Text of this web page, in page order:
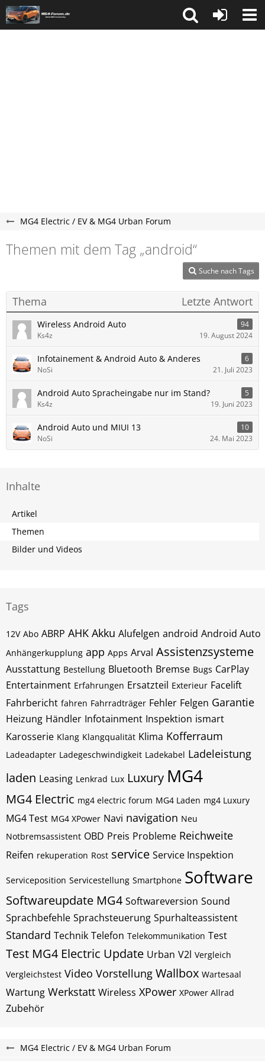
MG4 Electric / EV & MG4 Urban Forum
Themen mit dem Tag „android“
Suche nach Tags
Thema Letzte Antwort
Wireless Android Auto
94
Ks4z
19. August 2024
Infotainement & Android Auto & Anderes
6
NoSi
21. Juli 2023
Android Auto Spracheingabe nur im Stand?
5
Ks4z
19. Juni 2023
Android Auto und MIUI 13
10
NoSi
24. Mai 2023
Inhalte
Artikel
Themen
Bilder und Videos
Tags
12V Abo ABRP AHK Akku Alufelgen android Android Auto
Anhängerkupplung app Apps Arval Assistenzsysteme
Ausstattung Bestellung Bluetooth Bremse Bugs CarPlay
Entertainment Erfahrungen Ersatzteil Exterieur Facelift
Fahrbericht fahren Fahrradträger Fehler Felgen Garantie
Heizung Händler Infotainment Inspektion ismart
Karosserie Klang Klangqualität Klima Kofferraum
Ladeadapter Ladegeschwindigkeit Ladekabel Ladeleistung
laden Leasing Lenkrad Lux Luxury MG4
MG4 Electric mg4 electric forum MG4 Laden mg4 Luxury
MG4 Test MG4 XPower Navi navigation Neu
Notbremsassistent OBD Preis Probleme Reichweite
Reifen rekuperation Rost service Service Inspektion
Serviceposition Servicestellung Smartphone Software
Softwareupdate MG4 Softwareversion Sound
Sprachbefehle Sprachsteuerung Spurhalteassistent
Standard Technik Telefon Telekommunikation Test
Test MG4 Electric Update Urban V2l Vergleich
Vergleichstest Video Vorstellung Wallbox Wartesaal
Wartung Werkstatt Wireless XPower XPower Allrad
Zubehör
MG4 Electric / EV & MG4 Urban Forum